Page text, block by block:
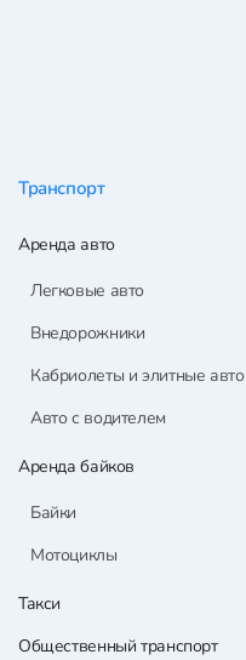
Транспорт
Аренда авто
Легковые авто
Внедорожники
Кабриолеты и элитные авто
Авто с водителем
Аренда байков
Байки
Мотоциклы
Такси
Общественный транспорт